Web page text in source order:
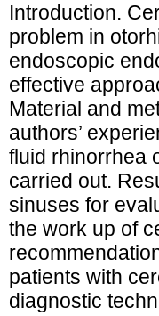
Introduction.
problem in
endoscopic
effective
Material and
authors’
fluid rhinorrhea
carried out.
sinuses for
the work up of
patients with
diagnostic